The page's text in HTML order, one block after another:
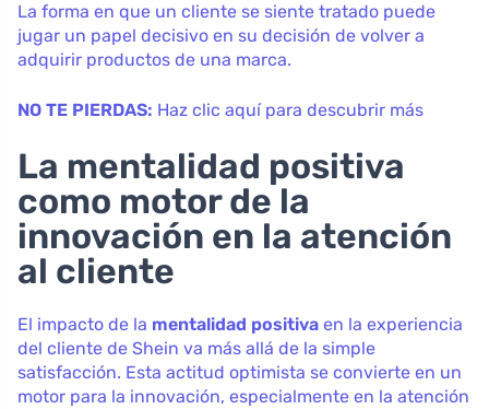
La forma en que un cliente se siente tratado puede
jugar un papel decisivo en su decisión de volver a
adquirir productos de una marca.
NO TE PIERDAS: Haz clic aquí para descubrir más
La mentalidad positiva
como motor de la
innovación en la atención
al cliente
El impacto de la mentalidad positiva en la experiencia
del cliente de Shein va más allá de la simple
satisfacción. Esta actitud optimista se convierte en un
motor para la innovación, especialmente en la atención